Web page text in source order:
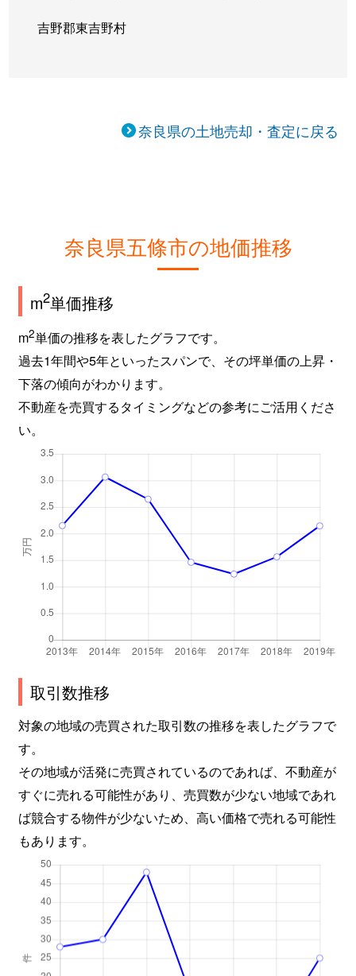
吉野郡東吉野村
奈良県の土地売却・査定に戻る
奈良県五條市の地価推移
m2単価推移
m2単価の推移を表したグラフです。
過去1年間や5年といったスパンで、その坪単価の上昇・
下落の傾向がわかります。
不動産を売買するタイミングなどの参考にご活用くださ
い。
取引数推移
対象の地域の売買された取引数の推移を表したグラフで
す。
その地域が活発に売買されているのであれば、不動産が
すぐに売れる可能性があり、売買数が少ない地域であれ
ば競合する物件が少ないため、高い価格で売れる可能性
もあります。